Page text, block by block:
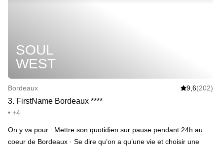
1/2 bouteille de champagne pour parfaitement débuter votre
séjour _(en add-on)_ · Poursuivez votre expérience bien-être
avec un massage en solo ou en duo, au SPA ou bien directement
Savourez deux cocktails signatures de la Maison Pavlov pour
bien commencer le dîner ou vous détendre au bord de la piscine
SOUL
WEST
Bordeaux 9,6(202)
3. FirstName Bordeaux ****
• +4
On y va pour : Mettre son quotidien sur pause pendant 24h au
coeur de Bordeaux · Se dire qu’on a qu’une vie et choisir une